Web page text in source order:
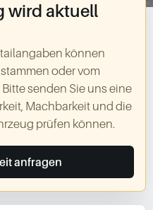
wird aktuell
können
oder vom
senden Sie uns eine
Machbarkeit und die
prüfen können.
anfragen